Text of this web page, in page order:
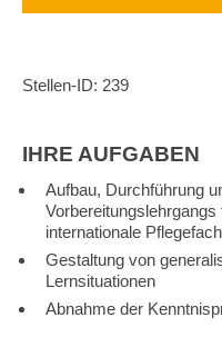
Stellen-ID: 239
IHRE AUFGABEN
Aufbau, Durchführung
internationale
Gestaltung von
Lernsituationen
Abnahme der